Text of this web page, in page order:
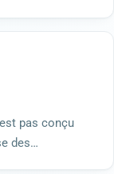
pas conçu
des